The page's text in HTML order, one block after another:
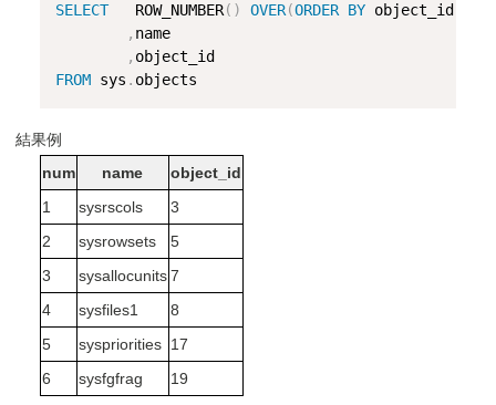
SELECT
   ROW_NUMBER
( ) OVER(ORDER BY object_id
, name
,
FROM sys .
結果例
num
name
object_id
1
sysrscols
3
2
sysrowsets
5
3
sysallocunits7
4
sysfiles1
8
5
syspriorities 17
6
sysfgfrag 19